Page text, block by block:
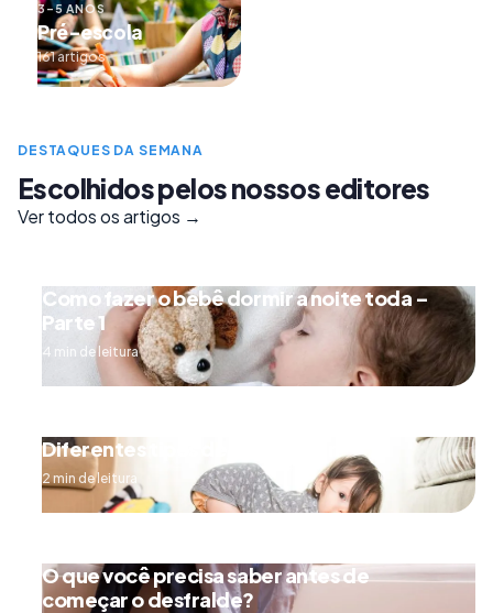
3–5 ANOS
Pré-escola
161 artigos
DESTAQUES DA SEMANA
Escolhidos pelos nossos editores
Ver todos os artigos →
Como fazer o bebê dormir a noite toda –
Parte 1
4 min de leitura
Diferentes tipos de engatinhar
2 min de leitura
O que você precisa saber antes de
começar o desfralde?